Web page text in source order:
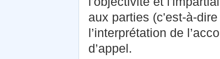
aux parties
l’interprétation de
d’appel.